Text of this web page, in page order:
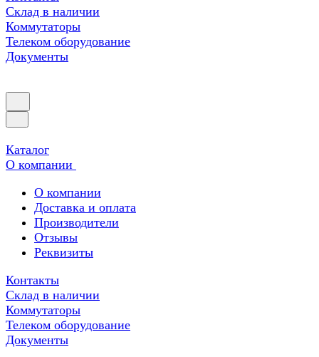
Склад в наличии
Коммутаторы
Телеком оборудование
Документы
Каталог
О компании
О компании
Доставка и оплата
Производители
Отзывы
Реквизиты
Контакты
Склад в наличии
Коммутаторы
Телеком оборудование
Документы